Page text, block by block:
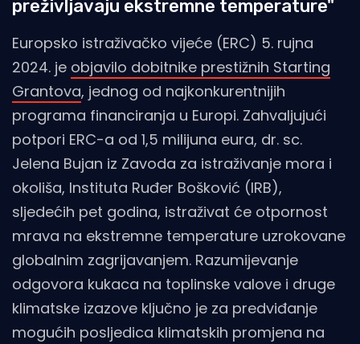
preživljavaju ekstremne temperature"
Europsko istraživačko vijeće (ERC) 5. rujna
2024. je objavilo dobitnike prestižnih Starting
Grantova, jednog od najkonkurentnijih
programa financiranja u Europi. Zahvaljujući
potpori ERC-a od 1,5 milijuna eura, dr. sc.
Jelena Bujan iz Zavoda za istraživanje mora i
okoliša, Instituta Ruđer Bošković (IRB),
sljedećih pet godina, istraživat će otpornost
mrava na ekstremne temperature uzrokovane
globalnim zagrijavanjem. Razumijevanje
odgovora kukaca na toplinske valove i druge
klimatske izazove ključno je za predviđanje
mogućih posljedica klimatskih promjena na